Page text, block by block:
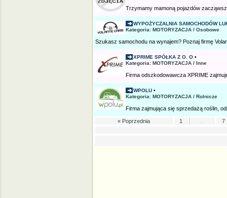
Trzymamy mamoną pojazdów
WYPOŻYCZALNIA SAMOCHODÓW
Kategoria: MOTORYZACJA / Osobowe
Szukasz samochodu na wynajem? Poznaj firmę
XPRIME SPÓŁKA Z O. O •
Kategoria: MOTORYZACJA / Inne
Firma odszkodowawcza XPRIME
WPOLU •
Kategoria: MOTORYZACJA / Rolnicze
Firma zajmująca się sprzedażą roślin,
« Poprzednia 1 7